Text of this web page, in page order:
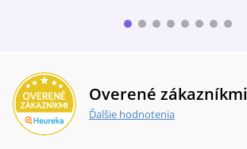
Overené zákazníkmi
Ďalšie hodnotenia